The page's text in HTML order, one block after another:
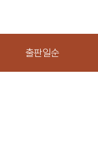
출판일순